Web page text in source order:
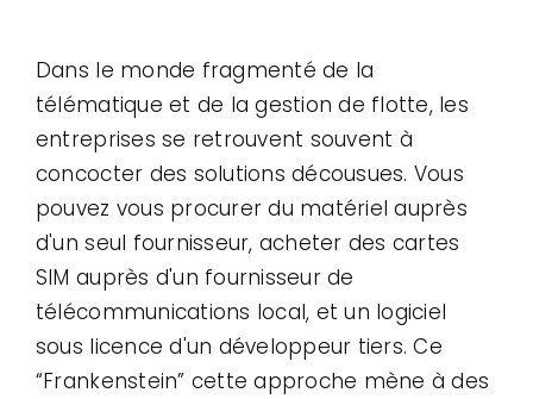
Dans le monde fragmenté de la
télématique et de la gestion de flotte, les
entreprises se retrouvent souvent à
concocter des solutions décousues. Vous
pouvez vous procurer du matériel auprès
d'un seul fournisseur, acheter des cartes
SIM auprès d'un fournisseur de
télécommunications local, et un logiciel
sous licence d'un développeur tiers. Ce
“Frankenstein” cette approche mène à des